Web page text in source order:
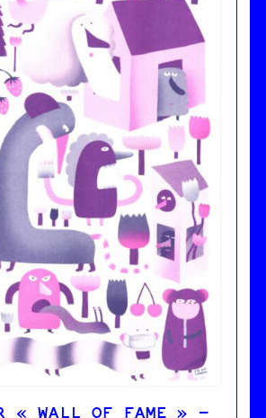
« WALL OF FAME » –